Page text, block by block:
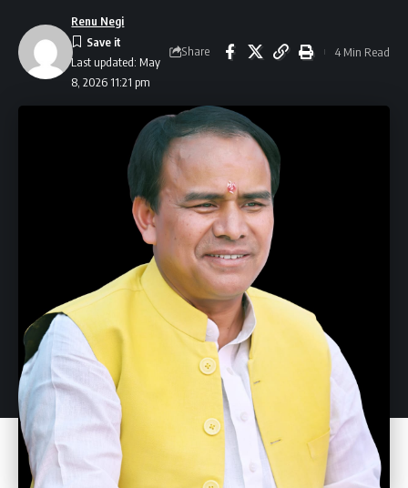
Last updated: May
8, 2026 11:21 pm
Renu Negi
Share 4 Min Read